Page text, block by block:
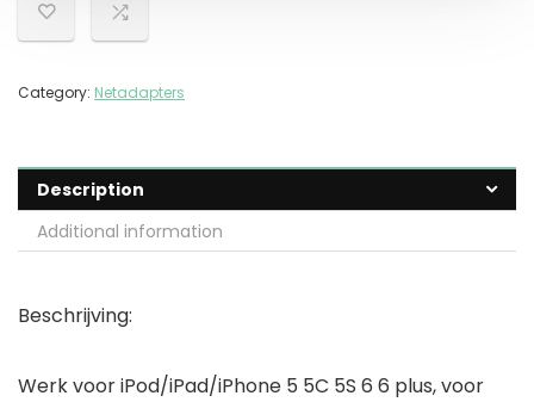
Category: Netadapters
Description
Additional information
Beschrijving:
Werk voor iPod/iPad/iPhone 5 5C 5S 6 6 plus, voor